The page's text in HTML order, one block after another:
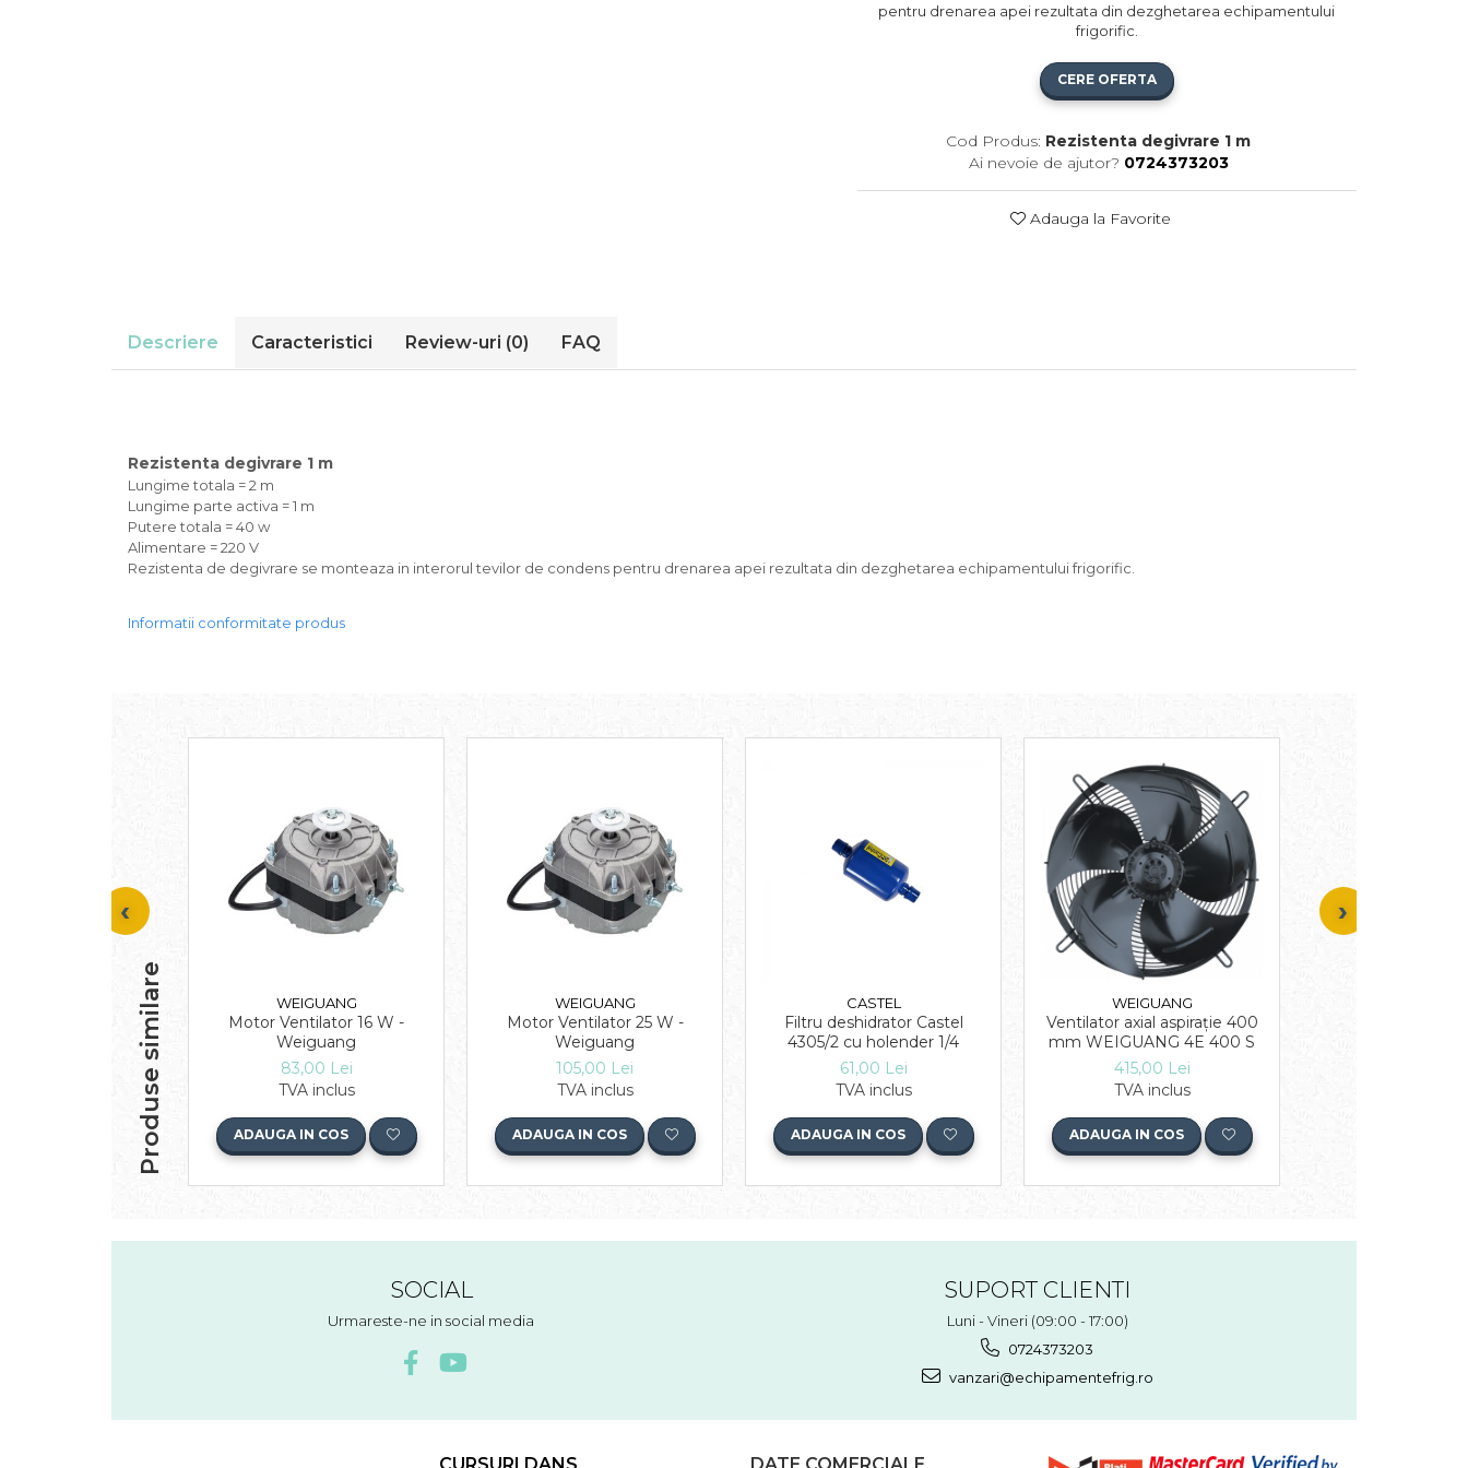
pentru drenarea apei rezultata din dezghetarea echipamentului
frigorific.
CERE OFERTA
Cod Produs: Rezistenta degivrare 1 m
Ai nevoie de ajutor? 0724373203
Adauga la Favorite
Descriere Caracteristici Review-uri (0) FAQ
Rezistenta degivrare 1 m
Lungime totala = 2 m
Lungime parte activa = 1 m
Putere totala = 40 w
Alimentare = 220 V
Rezistenta de degivrare se monteaza in interorul tevilor de condens pentru drenarea apei rezultata din dezghetarea echipamentului frigorific.
Informatii conformitate produs
Produse similare WEIGUANG
Motor Ventilator 16 W -
Weiguang
83,00 Lei
TVA inclus
ADAUGA IN COS
WEIGUANG
Motor Ventilator 25 W -
Weiguang
105,00 Lei
TVA inclus
ADAUGA IN COS
CASTEL
Filtru deshidrator Castel
4305/2 cu holender 1/4
61,00 Lei
TVA inclus
ADAUGA IN COS
WEIGUANG
Ventilator axial aspirație 400
mm WEIGUANG 4E 400 S
415,00 Lei
TVA inclus
ADAUGA IN COS
SOCIAL
Urmareste-ne in social media
SUPORT CLIENTI
Luni - Vineri (09:00 - 17:00)
0724373203
vanzari@echipamentefrig.ro